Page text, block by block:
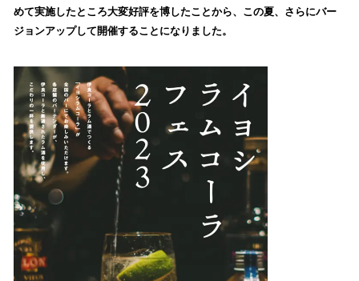
中
で
めて実施したところ大変好評を博したことから、この夏、さらにバー
ジョンアップして開催することになりました。